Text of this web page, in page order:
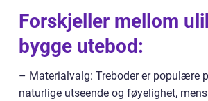
Forskjeller mellom
bygge utebod:
– Materialvalg: Treboder er populære
naturlige utseende og føyelighet,